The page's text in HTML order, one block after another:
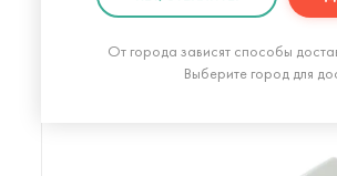
От города зависят способы
Выберите город для
Главная Гаджеты и устройства
Портативный блендер